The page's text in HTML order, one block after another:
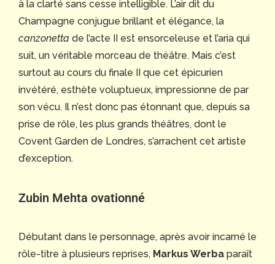
à la clarté sans cesse intelligible. L’air dit du
Champagne conjugue brillant et élégance, la
canzonetta de l’acte II est ensorceleuse et l’aria qui
suit, un véritable morceau de théâtre. Mais c’est
surtout au cours du finale II que cet épicurien
invétéré, esthète voluptueux, impressionne de par
son vécu. Il n’est donc pas étonnant que, depuis sa
prise de rôle, les plus grands théâtres, dont le
Covent Garden de Londres, s’arrachent cet artiste
d’exception.
Zubin Mehta ovationné
Débutant dans le personnage, après avoir incarné le
rôle-titre à plusieurs reprises, Markus Werba paraît